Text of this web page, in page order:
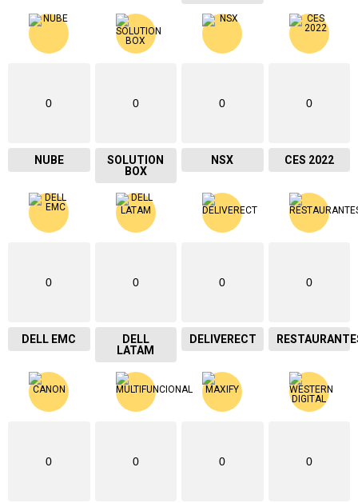
0
NUBE
0
SOLUTION
BOX
0
NSX
0
CES 2022
0
DELL EMC
0
DELL
LATAM
0
DELIVERECT
0
0 0 0 0